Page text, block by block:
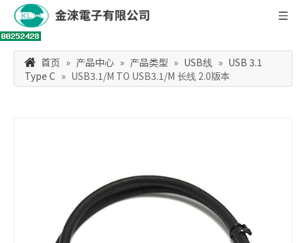
首页 » 产品中心 » 产品类型 » USB线 » USB 3.1
Type C » USB3.1/M TO USB3.1/M 长线 2.0版本